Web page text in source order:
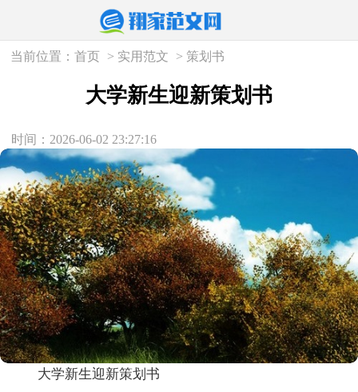
当前位置：首页 > 实用范文 > 策划书
大学新生迎新策划书
时间：2026-06-02 23:27:16
大学新生迎新策划书